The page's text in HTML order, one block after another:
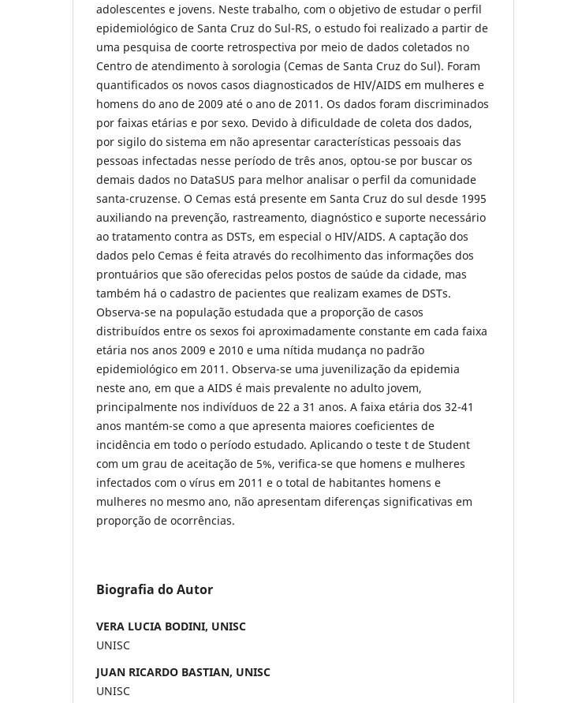
adolescentes e jovens. Neste trabalho, com o objetivo de estudar o perfil
epidemiológico de Santa Cruz do Sul-RS, o estudo foi realizado a partir de
uma pesquisa de coorte retrospectiva por meio de dados coletados no
Centro de atendimento à sorologia (Cemas de Santa Cruz do Sul). Foram
quantificados os novos casos diagnosticados de HIV/AIDS em mulheres e
homens do ano de 2009 até o ano de 2011. Os dados foram discriminados
por faixas etárias e por sexo. Devido à dificuldade de coleta dos dados,
por sigilo do sistema em não apresentar características pessoais das
pessoas infectadas nesse período de três anos, optou-se por buscar os
demais dados no DataSUS para melhor analisar o perfil da comunidade
santa-cruzense. O Cemas está presente em Santa Cruz do sul desde 1995
auxiliando na prevenção, rastreamento, diagnóstico e suporte necessário
ao tratamento contra as DSTs, em especial o HIV/AIDS. A captação dos
dados pelo Cemas é feita através do recolhimento das informações dos
prontuários que são oferecidas pelos postos de saúde da cidade, mas
também há o cadastro de pacientes que realizam exames de DSTs.
Observa-se na população estudada que a proporção de casos
distribuídos entre os sexos foi aproximadamente constante em cada faixa
etária nos anos 2009 e 2010 e uma nítida mudança no padrão
epidemiológico em 2011. Observa-se uma juvenilização da epidemia
neste ano, em que a AIDS é mais prevalente no adulto jovem,
principalmente nos indivíduos de 22 a 31 anos. A faixa etária dos 32-41
anos mantém-se como a que apresenta maiores coeficientes de
incidência em todo o período estudado. Aplicando o teste t de Student
com um grau de aceitação de 5%, verifica-se que homens e mulheres
infectados com o vírus em 2011 e o total de habitantes homens e
mulheres no mesmo ano, não apresentam diferenças significativas em
proporção de ocorrências.
Biografia do Autor
VERA LUCIA BODINI, UNISC
UNISC
JUAN RICARDO BASTIAN, UNISC
UNISC